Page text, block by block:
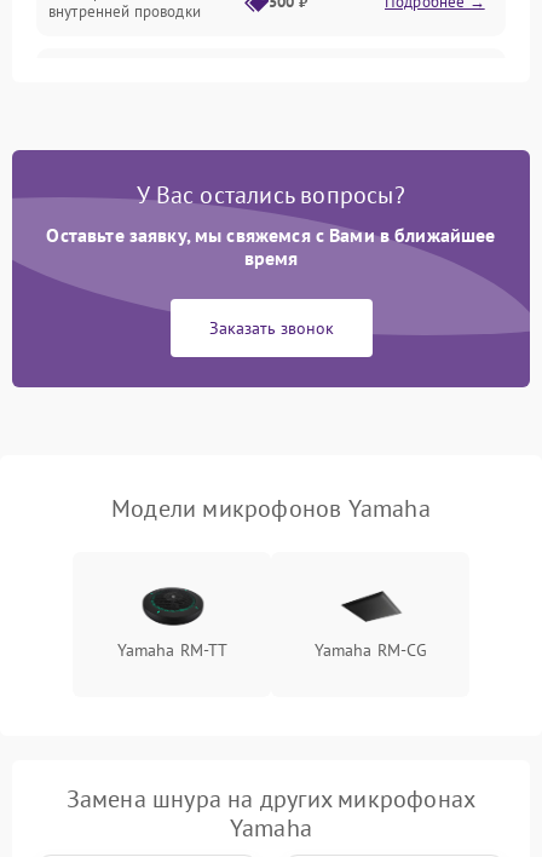
внутренней проводки
Поломка батарейного
микрофонов)
Неисправность антенны
микрофонов)
1000 ₽ Подробнее →
Неисправность модуля
беспроводных
микрофонов)
У Вас остались вопросы?
Оставьте заявку, мы свяжемся с Вами в ближайшее
время
Заказать звонок
Модели микрофонов Yamaha
Yamaha RM-TT Yamaha RM-CG
Замена шнура на других микрофонах
Yamaha